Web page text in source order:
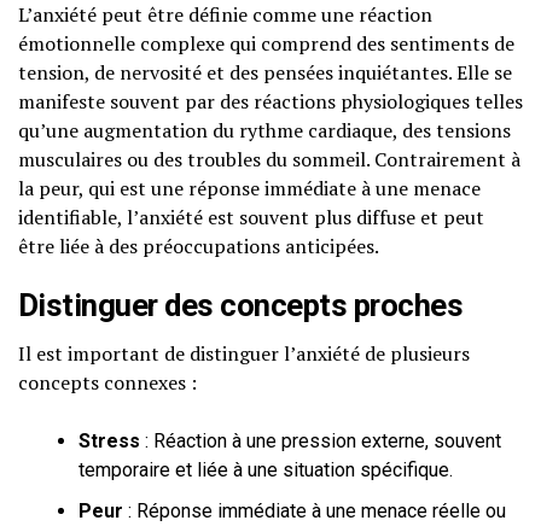
L’anxiété peut être définie comme une réaction
émotionnelle complexe qui comprend des sentiments de
tension, de nervosité et des pensées inquiétantes. Elle se
manifeste souvent par des réactions physiologiques telles
qu’une augmentation du rythme cardiaque, des tensions
musculaires ou des troubles du sommeil. Contrairement à
la peur, qui est une réponse immédiate à une menace
identifiable, l’anxiété est souvent plus diffuse et peut
être liée à des préoccupations anticipées.
Distinguer des concepts proches
Il est important de distinguer l’anxiété de plusieurs
concepts connexes :
Stress : Réaction à une pression externe, souvent
temporaire et liée à une situation spécifique.
Peur : Réponse immédiate à une menace réelle ou